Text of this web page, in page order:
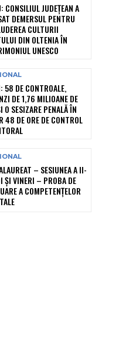
CONSILIUL JUDEȚEAN A
DEMERSUL PENTRU
CULTURII
DIN OLTENIA ÎN
UNESCO
58 DE CONTROALE,
DE 1,76 MILIOANE DE
O SESIZARE PENALĂ ÎN
48 DE ORE DE CONTROL
– SESIUNEA A II-
ȘI VINERI – PROBA DE
A COMPETENȚELOR